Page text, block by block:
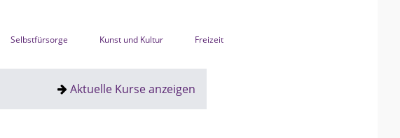
Selbstfürsorge Kunst und Kultur Freizeit
Aktuelle Kurse anzeigen